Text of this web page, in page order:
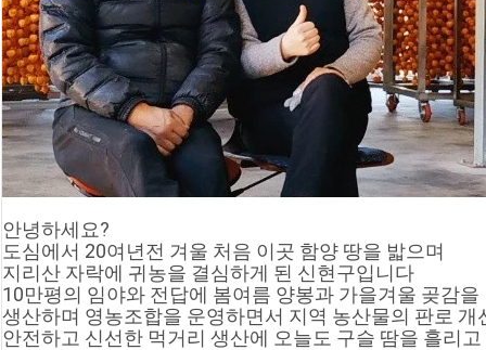
안녕하세요?
도심에서 20여년전 겨울 처음 이곳 함양 땅을 밟으며
지리산 자락에 귀농을 결심하게 된 신현구입니다
10만평의 임야와 전답에 봄여름 양봉과 가을겨울 곶감을
생산하며 영농조합을 운영하면서 지역 농산물의 판로 개
안전하고 신선한 먹거리 생산에 오늘도 구슬 땀을 흘리